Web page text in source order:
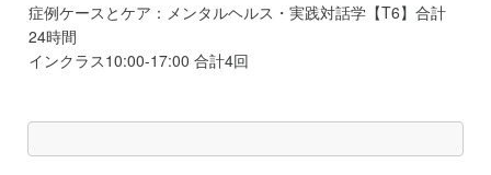
症例ケースとケア：メンタルヘルス・実践対話学【T6】合計
24時間
インクラス10:00-17:00 合計4回